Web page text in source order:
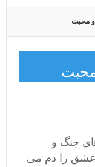
محبت
جنگ و
را دم می